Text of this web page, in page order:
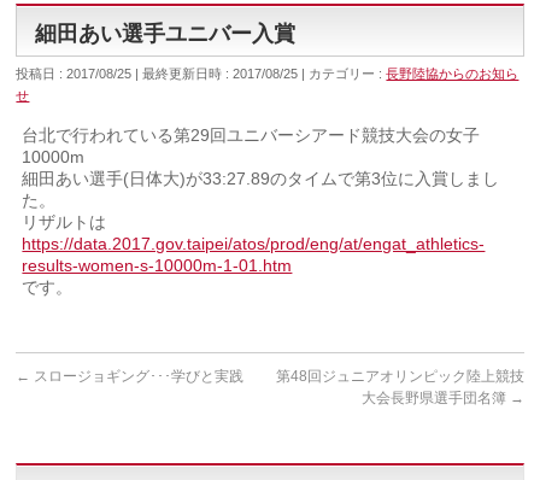
細田あい選手ユニバー入賞
投稿日 : 2017/08/25 最終更新日時 : 2017/08/25 カテゴリー :長野陸協からのお知ら
せ
台北で行われている第29回ユニバーシアード競技大会の女子
10000m
細田あい選手(日体大)が33:27.89のタイムで第3位に入賞しまし
た。
リザルトは
https://data.2017.gov.taipei/atos/prod/eng/at/engat_athletics-
results-women-s-10000m-1-01.htm
です。
← スロージョギング･･･学びと実践
第48回ジュニアオリンピック陸上競技
大会長野県選手団名簿 →